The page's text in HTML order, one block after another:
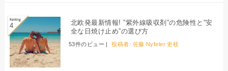
北欧発最新情報! ”紫外線吸収剤”の危険性と”安
全な日焼け止め”の選び方
53件のビュー | 投稿者: 佐藤 Nyfeler 史枝